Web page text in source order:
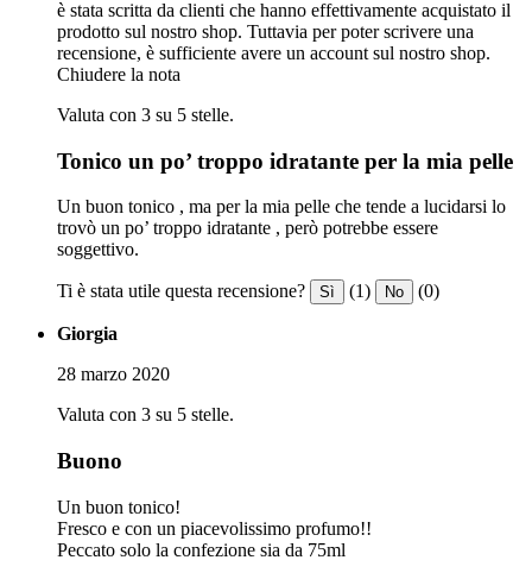
è stata scritta da clienti che hanno effettivamente acquistato il
prodotto sul nostro shop. Tuttavia per poter scrivere una
recensione, è sufficiente avere un account sul nostro shop.
Chiudere la nota
Valuta con 3 su 5 stelle.
Tonico un po’ troppo idratante per la mia pelle
Un buon tonico , ma per la mia pelle che tende a lucidarsi lo
trovò un po’ troppo idratante , però potrebbe essere
soggettivo.
Ti è stata utile questa recensione? Sì (1) No (0)
Giorgia
28 marzo 2020
Valuta con 3 su 5 stelle.
Buono
Un buon tonico!
Fresco e con un piacevolissimo profumo!!
Peccato solo la confezione sia da 75ml